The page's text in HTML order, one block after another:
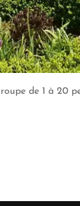
de 1 à 20